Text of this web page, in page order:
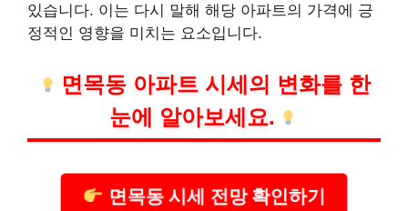
있습니다. 이는 다시 말해 해당 아파트의 가격에 긍
정적인 영향을 미치는 요소입니다.
면목동 아파트 시세의 변화를 한
눈에 알아보세요.
면목동 시세 전망 확인하기